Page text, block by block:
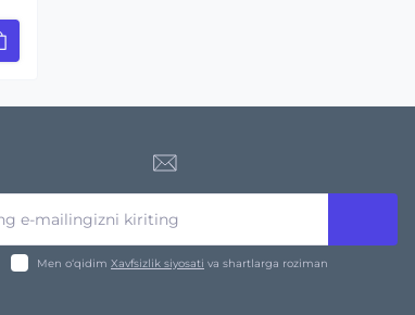
Men o‘qidim Xavfsizlik siyosati va shartlarga roziman